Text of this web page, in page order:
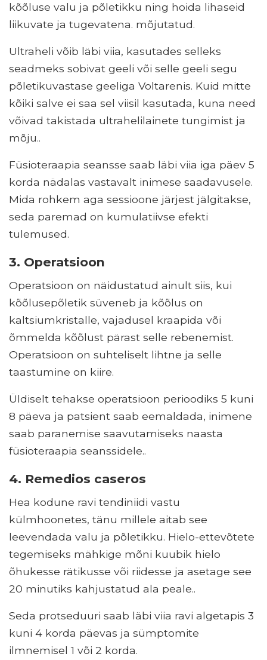
kõõluse valu ja põletikku ning hoida lihaseid
liikuvate ja tugevatena. mõjutatud.
Ultraheli võib läbi viia, kasutades selleks
seadmeks sobivat geeli või selle geeli segu
põletikuvastase geeliga Voltarenis. Kuid mitte
kõiki salve ei saa sel viisil kasutada, kuna need
võivad takistada ultrahelilainete tungimist ja
mõju..
Füsioteraapia seansse saab läbi viia iga päev 5
korda nädalas vastavalt inimese saadavusele.
Mida rohkem aga sessioone järjest jälgitakse,
seda paremad on kumulatiivse efekti
tulemused.
3. Operatsioon
Operatsioon on näidustatud ainult siis, kui
kõõlusepõletik süveneb ja kõõlus on
kaltsiumkristalle, vajadusel kraapida või
õmmelda kõõlust pärast selle rebenemist.
Operatsioon on suhteliselt lihtne ja selle
taastumine on kiire.
Üldiselt tehakse operatsioon perioodiks 5 kuni
8 päeva ja patsient saab eemaldada, inimene
saab paranemise saavutamiseks naasta
füsioteraapia seanssidele..
4. Remedios caseros
Hea kodune ravi tendiniidi vastu
külmhoonetes, tänu millele aitab see
leevendada valu ja põletikku. Hielo-ettevõtete
tegemiseks mähkige mõni kuubik hielo
õhukesse rätikusse või riidesse ja asetage see
20 minutiks kahjustatud ala peale..
Seda protseduuri saab läbi viia ravi algetapis 3
kuni 4 korda päevas ja sümptomite
ilmnemisel 1 või 2 korda.